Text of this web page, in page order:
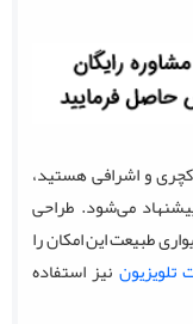
و اشرافی هستید،
می‌شود. طراحی
طبیعت این امکان را
نیز استفاده